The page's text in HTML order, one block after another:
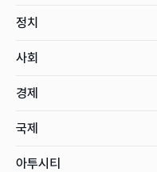
정치
사회
경제
국제
아투시티